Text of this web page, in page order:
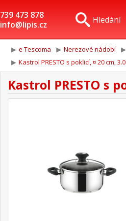
739 473 878
info@lipis.cz
Hledání
e Tescoma Nerezové nádobí
Kastrol PRESTO s poklicí, ¤ 20 cm,
Kastrol PRESTO s